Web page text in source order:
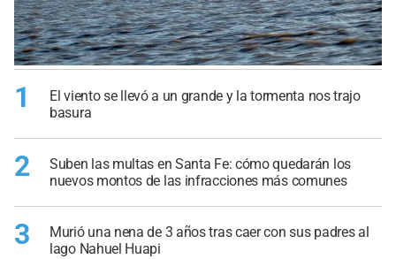
1
El viento se llevó a un grande y la tormenta nos trajo
basura
2
Suben las multas en Santa Fe: cómo quedarán los
nuevos montos de las infracciones más comunes
3
Murió una nena de 3 años tras caer con sus padres al
lago Nahuel Huapi